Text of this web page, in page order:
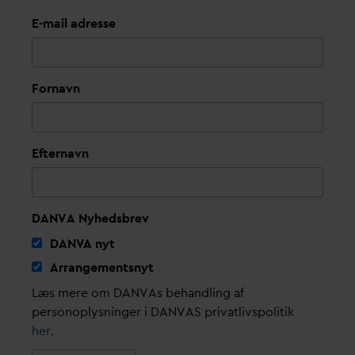
E-mail adresse
Fornavn
Efternavn
DANVA Nyhedsbrev
DANVA nyt
Arrangementsnyt
Læs mere om DANVAs behandling af
personoplysninger i DANVAS privatlivspolitik
her.